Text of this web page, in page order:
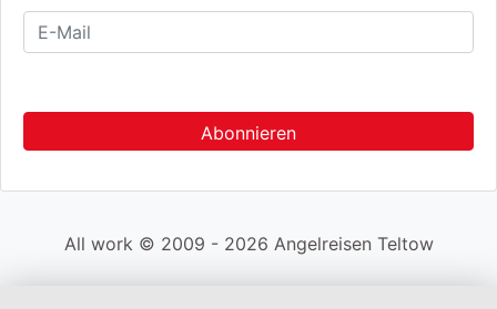
All work © 2009 - 2026 Angelreisen Teltow